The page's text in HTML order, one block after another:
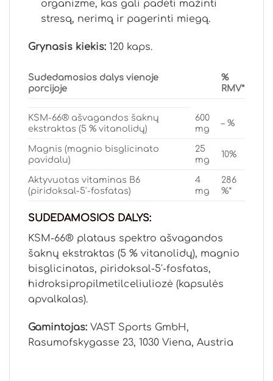
organizme, kas gali padėti mažinti
stresą, nerimą ir pagerinti miegą.
Grynasis kiekis: 120 kaps.
Sudedamosios dalys vienoje
porcijoje
%
RMV*
KSM-66® ašvagandos šaknų
ekstraktas (5 % vitanolidų)
600
mg
– %
Magnis (magnio bisglicinato
pavidalu)
25
mg
10%
Aktyvuotas vitaminas B6
(piridoksal-5′-fosfatas)
4
mg
286
%*
SUDEDAMOSIOS DALYS:
KSM-66® plataus spektro ašvagandos
šaknų ekstraktas (5 % vitanolidų), magnio
bisglicinatas, piridoksal-5′-fosfatas,
hidroksipropilmetilceliuliozė (kapsulės
apvalkalas).
Gamintojas: VAST Sports GmbH,
Rasumofskygasse 23, 1030 Viena, Austria